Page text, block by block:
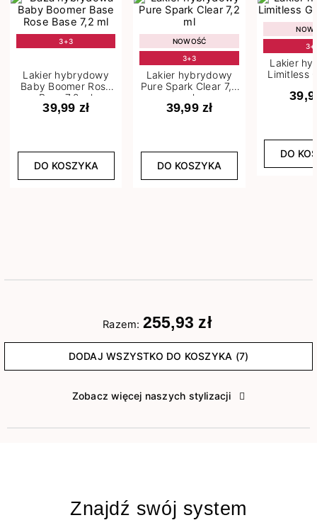
3+3
Lakier hybrydowy
Baby Boomer Rose
Base 7,2 ml
39,99 zł
DO KOSZYKA
NOWOŚĆ
3+3
Lakier hybrydowy
Pure Spark Clear 7,2
ml
39,99 zł
DO KOSZYKA
Lakier
Limitless
DO
Razem: 255,93 zł
DODAJ WSZYSTKO DO KOSZYKA (7)
Zobacz więcej naszych stylizacji
Znajdź swój system